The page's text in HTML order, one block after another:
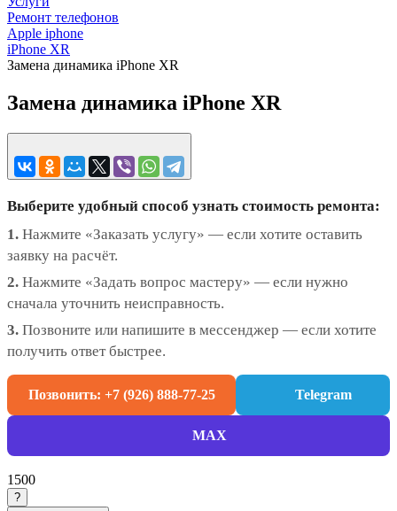
Ремонт телефонов
Apple iphone
iPhone XR
Замена динамика iPhone XR
Замена динамика iPhone XR
Выберите удобный способ узнать стоимость ремонта:
1. Нажмите «Заказать услугу» — если хотите оставить
заявку на расчёт.
2. Нажмите «Задать вопрос мастеру» — если нужно
сначала уточнить неисправность.
3. Позвоните или напишите в мессенджер — если хотите
получить ответ быстрее.
Позвонить: +7 (926) 888-77-25 Telegram
MAX
1500
?